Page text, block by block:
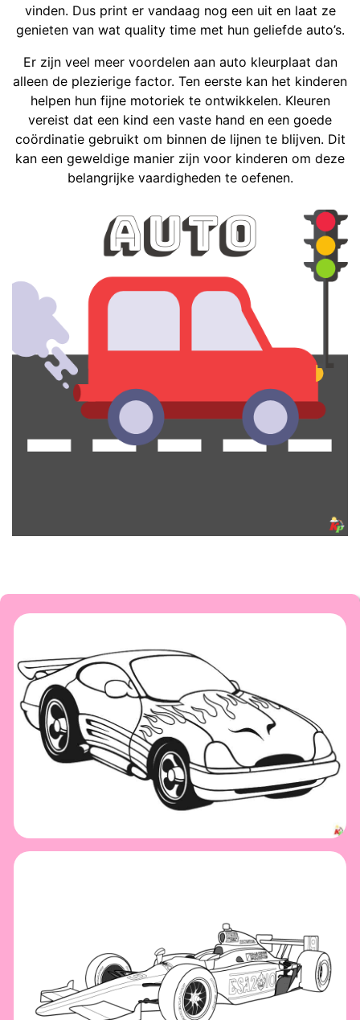
vinden. Dus print er vandaag nog een uit en laat ze
genieten van wat quality time met hun geliefde auto’s.
Er zijn veel meer voordelen aan auto kleurplaat dan
alleen de plezierige factor. Ten eerste kan het kinderen
helpen hun fijne motoriek te ontwikkelen. Kleuren
vereist dat een kind een vaste hand en een goede
coördinatie gebruikt om binnen de lijnen te blijven. Dit
kan een geweldige manier zijn voor kinderen om deze
belangrijke vaardigheden te oefenen.